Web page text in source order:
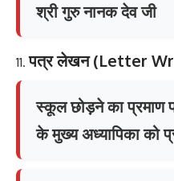
श्री गुरु नानक देव जी
पत्रलेखन(Letter
स्कूल छोड़ने का
के मुख्य अध्यापिका को